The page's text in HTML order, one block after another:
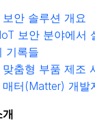
안 솔루션 개요
보안 분야에서
기록들
춤형 부품 제조
터(Matter) 개발